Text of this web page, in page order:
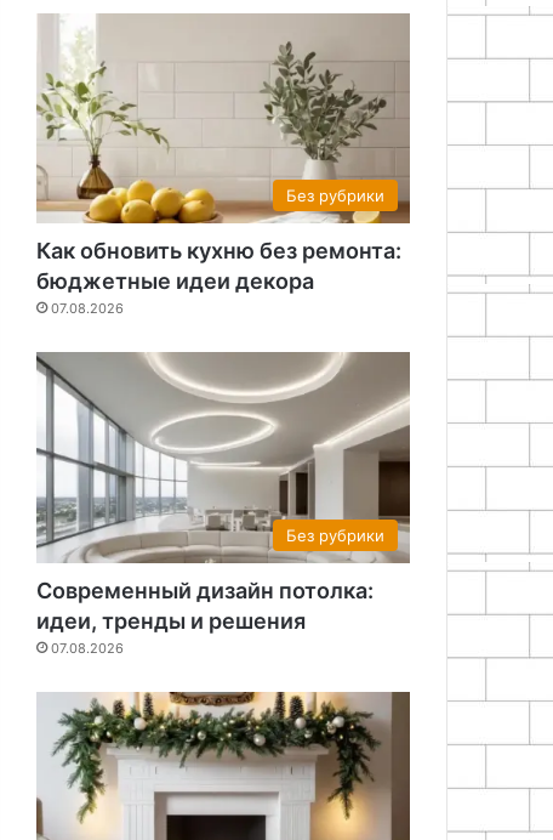
Без рубрики
Как обновить кухню без ремонта:
бюджетные идеи декора
07.08.2026
Без рубрики
Современный дизайн потолка:
идеи, тренды и решения
07.08.2026